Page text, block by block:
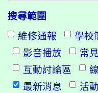
搜尋範圍
維修通報 學校
影音播放
常
互動討論區
最新消息
活